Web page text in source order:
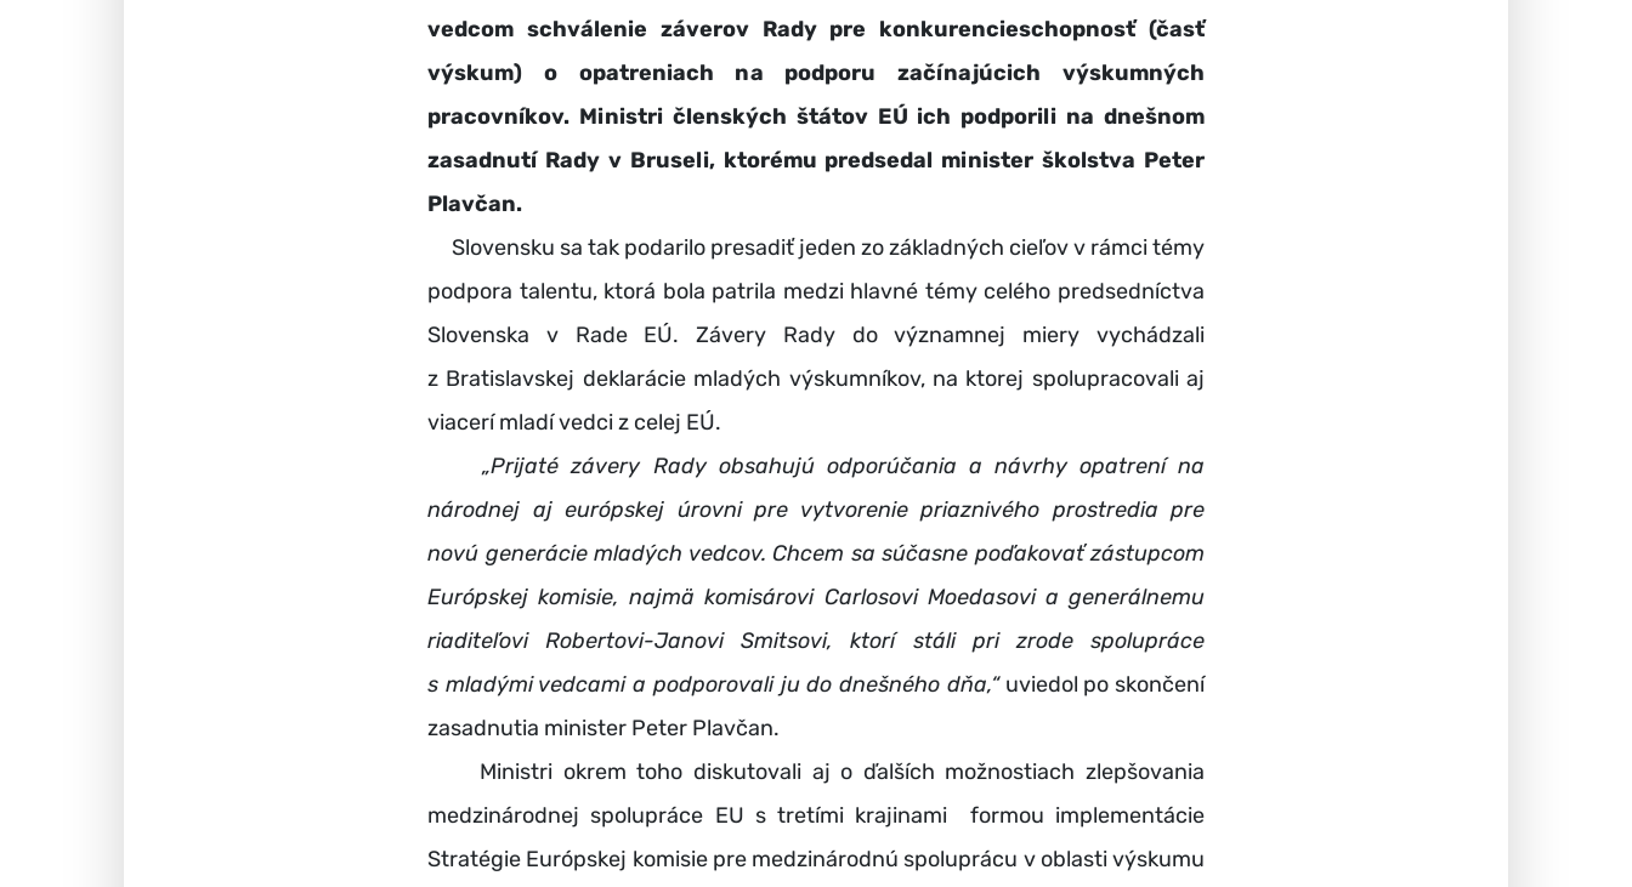
vedcom schválenie záverov Rady pre konkurencieschopnosť (časť
výskum) o opatreniach na podporu začínajúcich výskumných
pracovníkov. Ministri členských štátov EÚ ich podporili na dnešnom
zasadnutí Rady v Bruseli, ktorému predsedal minister školstva Peter
Plavčan.
Slovensku sa tak podarilo presadiť jeden zo základných cieľov v rámci témy
podpora talentu, ktorá bola patrila medzi hlavné témy celého predsedníctva
Slovenska v Rade EÚ. Závery Rady do významnej miery vychádzali
z Bratislavskej deklarácie mladých výskumníkov, na ktorej spolupracovali aj
viacerí mladí vedci z celej EÚ.
„Prijaté závery Rady obsahujú odporúčania a návrhy opatrení na
národnej aj európskej úrovni pre vytvorenie priaznivého prostredia pre
novú generácie mladých vedcov. Chcem sa súčasne poďakovať zástupcom
Európskej komisie, najmä komisárovi Carlosovi Moedasovi a generálnemu
riaditeľovi Robertovi-Janovi Smitsovi, ktorí stáli pri zrode spolupráce
s mladými vedcami a podporovali ju do dnešného dňa,“uviedol po skončení
zasadnutia minister Peter Plavčan.
Ministri okrem toho diskutovali aj o ďalších možnostiach zlepšovania
medzinárodnej spolupráce EU s tretími krajinami formou implementácie
Stratégie Európskej komisie pre medzinárodnú spoluprácu v oblasti výskumu